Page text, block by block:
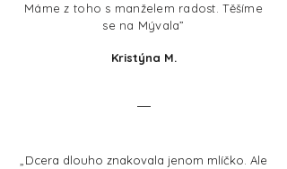
Máme z toho s manželem radost. Těšíme
se na Mývala”
Kristýna M.
„Dcera dlouho znakovala jenom mlíčko. Ale